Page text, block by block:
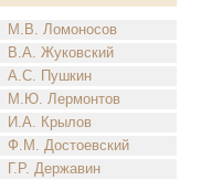
М.В. Ломоносов
В.А. Жуковский
А.С. Пушкин
М.Ю. Лермонтов
И.А. Крылов
Ф.М. Достоевский
Г.Р. Державин